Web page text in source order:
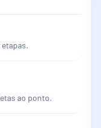
ao ponto.